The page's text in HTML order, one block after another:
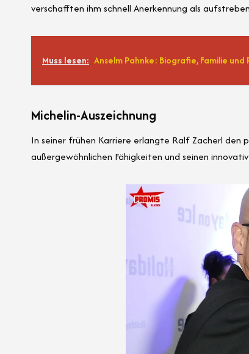
verschafften ihm schnell Anerkennung als
Muss lesen: Anselm Pahnke: Biografie, Familie
Michelin-Auszeichnung
In seiner frühen Karriere erlangte Ralf Zacherl den
außergewöhnlichen Fähigkeiten und seinen